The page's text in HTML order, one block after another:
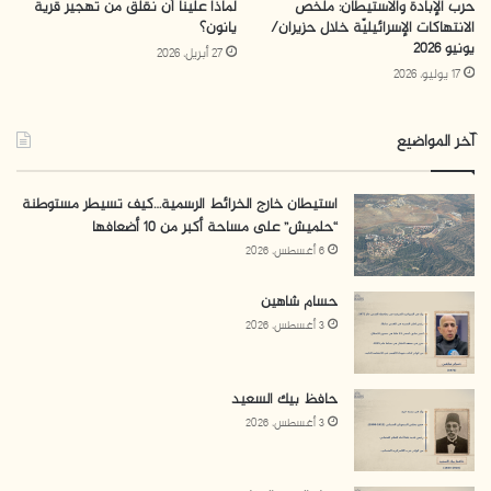
العديد من المستوطنات الإسرائيلية في الضفة الغربية.
حرب الإبادة والاستيطان: ملخص
الانتهاكات الإسرائيليّة خلال حزيران/
يونيو 2026
17 يوليو، 2026
لماذا علينا أن نقلق من تهجير قرية
يانون؟
27 أبريل، 2026
آخر المواضيع
استيطان خارج الخرائط الرسمية…كيف تسيطر مستوطنة
“حلميش” على مساحة أكبر من 10 أضعافها
6 أغسطس، 2026
حسام شاهين
3 أغسطس، 2026
حافظ بيك السعيد
3 أغسطس، 2026